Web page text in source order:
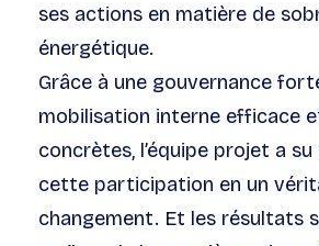
ses actions en matière de
énergétique.
Grâce à une gouvernance
mobilisation interne efficace
concrètes, l’équipe projet a
cette participation en un
changement. Et les résultats